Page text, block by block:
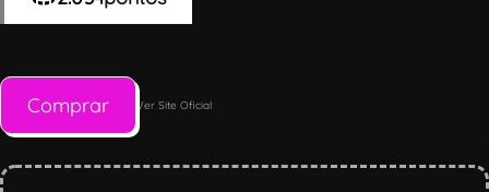
Comprar Ver Site Oficial